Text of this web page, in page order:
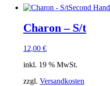
Second Hand
Charon – S/t
12,00 €
inkl. 19 % MwSt.
zzgl. Versandkosten